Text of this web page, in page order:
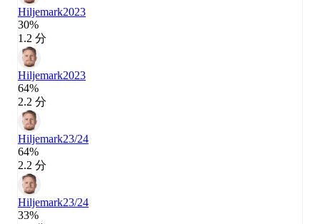
Hiljemark2023
30%
1.2 分
Hiljemark2023
64%
2.2 分
Hiljemark23/24
64%
2.2 分
Hiljemark23/24
33%